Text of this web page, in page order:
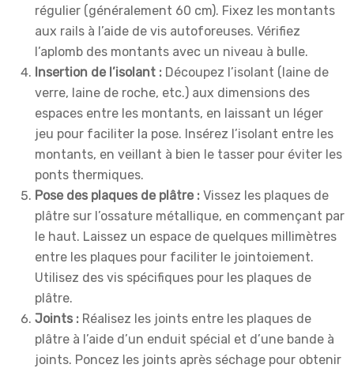
régulier (généralement 60 cm). Fixez les montants
aux rails à l’aide de vis autoforeuses. Vérifiez
l’aplomb des montants avec un niveau à bulle.
Insertion de l’isolant : Découpez l’isolant (laine de
verre, laine de roche, etc.) aux dimensions des
espaces entre les montants, en laissant un léger
jeu pour faciliter la pose. Insérez l’isolant entre les
montants, en veillant à bien le tasser pour éviter les
ponts thermiques.
Pose des plaques de plâtre : Vissez les plaques de
plâtre sur l’ossature métallique, en commençant par
le haut. Laissez un espace de quelques millimètres
entre les plaques pour faciliter le jointoiement.
Utilisez des vis spécifiques pour les plaques de
plâtre.
Joints : Réalisez les joints entre les plaques de
plâtre à l’aide d’un enduit spécial et d’une bande à
joints. Poncez les joints après séchage pour obtenir